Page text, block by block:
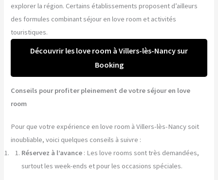
explorer la région. Certains établissements proposent d’ailleurs
des formules combinant séjour en love room et activités
touristiques.
Découvrir les love room à Villers-lès-Nancy sur
Booking
Conseils pour profiter pleinement de votre séjour en love
room
Pour que votre expérience en love room à Villers-lès-Nancy soit
inoubliable, voici quelques conseils à suivre :
Réservez à l’avance : Les love rooms sont très demandées,
surtout les week-ends et pour les occasions spéciales.